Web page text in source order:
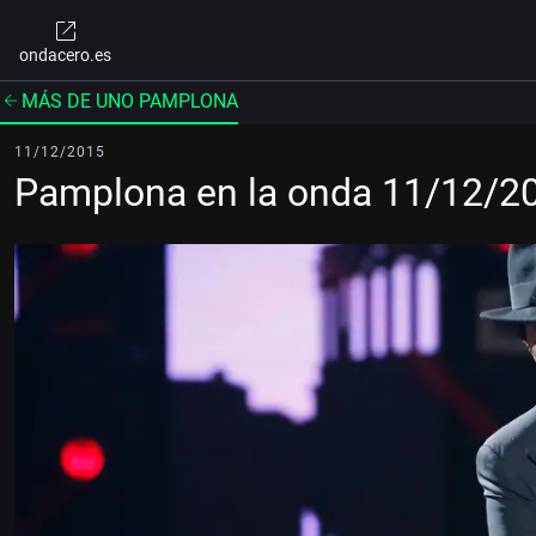
ondacero.es
MÁS DE UNO PAMPLONA
11/12/2015
Pamplona en la onda 11/12/